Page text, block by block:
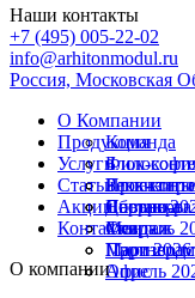
Наши контакты
+7 (495) 005-22-02
info@arhitonmodul.ru
Россия, Московская
О Компании
Команда
Реквизиты
Партнеры
Продукция
Блок-
Блок-
Сборно-
Услуги
Доставка
Монтаж
Статьи
Январь
Февраль
Март 2026
Апрель
Акции
Скидки
Партнерам
Контакты
Офис
О компании